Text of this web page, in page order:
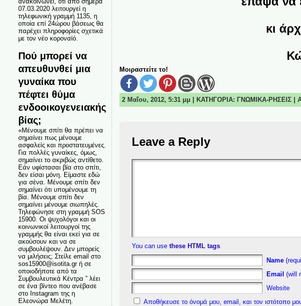
07.03.2020 λειτουργεί η
τηλεφωνική γραμμή 1135, η
οποία επί 24ώρου βάσεως θα
παρέχει πληροφορίες σχετικά
με τον νέο κοροναϊό.
Πού μπορεί να
απευθυνθεί μια
γυναίκα που
πέφτει θύμα
ενδοοικογενειακής
βίας;
«Μένουμε σπίτι θα πρέπει να
σημαίνει πως μένουμε
ασφαλείς και προστατευμένες.
Για πολλές γυναίκες, όμως,
σημαίνει το ακριβώς αντίθετο.
Εάν υφίστασαι βία στο σπίτι,
δεν είσαι μόνη. Είμαστε εδώ
για σένα. Μένουμε σπίτι δεν
σημαίνει ότι υπομένουμε τη
βία. Μένουμε σπίτι δεν
σημαίνει μένουμε σιωπηλές.
Τηλεφώνησε στη γραμμή SOS
15900. Οι ψυχολόγοι και οι
κοινωνικοί λειτουργοί της
γραμμής θα είναι εκεί για σε
ακούσουν και να σε
συμβουλέψουν. Δεν μπορείς
να μιλήσεις; Στείλε email στο
sos15900@isotita.gr ή σε
οποιοδήποτε από τα
Συμβουλευτικά Κέντρα ” λέει
σε ένα βίντεο που ανέβασε
στο Instagram της η
Ελεονώρα Μελέτη.
κι άρχισα
Μοιραστείτε το!
2 Μαΐου, 2012, 5:31 μμ | ΚΑΤΗΓΟΡΙΑ: ΓΝΩΜΙΚΑ-ΡΗΣΕΙΣ|
Leave a Reply
You can use these HTML tags
Name
Email (will
Website
Αποθήκευσε το όνομά μου, email, και τον ιστότοπο